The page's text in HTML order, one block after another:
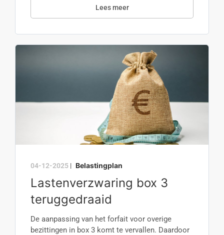
Lees meer
04-12-2025 | Belastingplan
Lastenverzwaring box 3
teruggedraaid
De aanpassing van het forfait voor overige
bezittingen in box 3 komt te vervallen. Daardoor